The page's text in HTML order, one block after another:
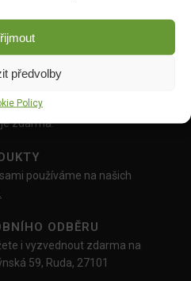
předvolby
Policy
od 1500 Kč,
je zdarma.
používáme na našich
ODBĚRU
i vyzvednout zdarma na
59, Ruda, 27101